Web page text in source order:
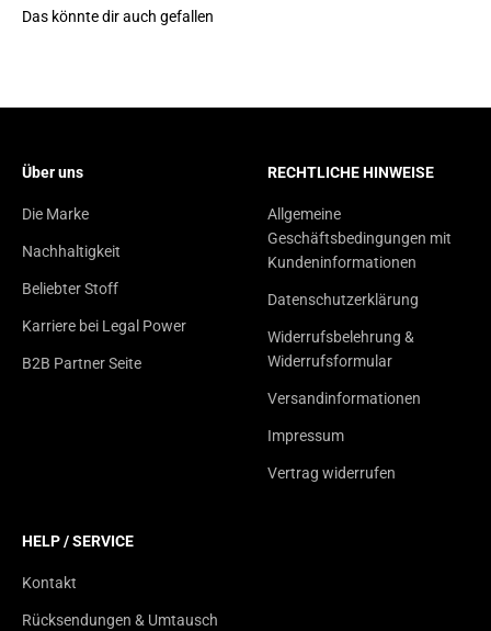
Das könnte dir auch gefallen
Über uns
Die Marke
Nachhaltigkeit
Beliebter Stoff
Karriere bei Legal Power
B2B Partner Seite
RECHTLICHE HINWEISE
Allgemeine
Geschäftsbedingungen mit
Kundeninformationen
Datenschutzerklärung
Widerrufsbelehrung &
Widerrufsformular
Versandinformationen
Impressum
Vertrag widerrufen
HELP / SERVICE
Kontakt
Rücksendungen & Umtausch